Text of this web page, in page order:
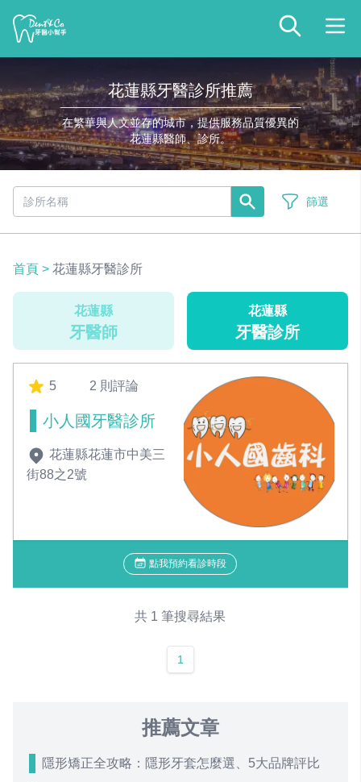
花蓮縣牙醫診所推薦
在繁華與人文並存的城市，提供服務品質優異的
花蓮縣醫師、診所。
篩選
首頁 > 花蓮縣牙醫診所
花蓮縣
牙醫師
花蓮縣
牙醫診所
5 2 則評論
小人國牙醫診所
花蓮縣花蓮市中美三
街88之2號
點我預約看診時段
共 1 筆搜尋結果
1
推薦文章
隱形矯正全攻略：隱形牙套怎麼選、5大品牌評比